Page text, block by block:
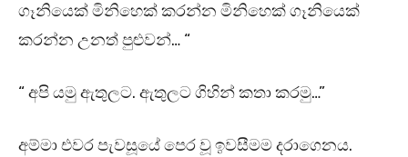
ගෑනියෙක් මිනිහෙක් කරන්න මිනිහෙක් ගෑනියෙක්
කරන්න උනත් පුළුවන්… “
“ අපි යමු ඇතුලට. ඇතුලට ගිහින් කතා කරමු…”
අම්මා එවර පැවසූයේ පෙර වූ ඉවසීමම දරාගෙනය.